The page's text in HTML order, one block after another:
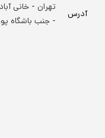
آدرس
تهران - خانی
- جنب باشگاه